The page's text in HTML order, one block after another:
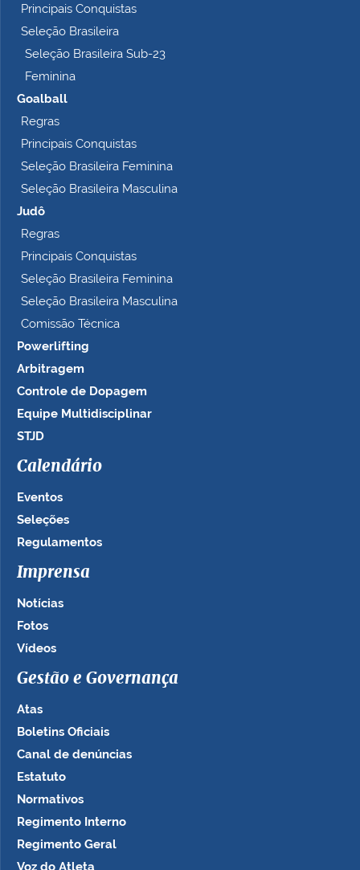
Principais Conquistas
Seleção Brasileira
Seleção Brasileira Sub-23
Feminina
Goalball
Regras
Principais Conquistas
Seleção Brasileira Feminina
Seleção Brasileira Masculina
Judô
Regras
Principais Conquistas
Seleção Brasileira Feminina
Seleção Brasileira Masculina
Comissão Técnica
Powerlifting
Arbitragem
Controle de Dopagem
Equipe Multidisciplinar
STJD
Calendário
Eventos
Seleções
Regulamentos
Imprensa
Notícias
Fotos
Vídeos
Gestão e Governança
Atas
Boletins Oficiais
Canal de denúncias
Estatuto
Normativos
Regimento Interno
Regimento Geral
Voz do Atleta